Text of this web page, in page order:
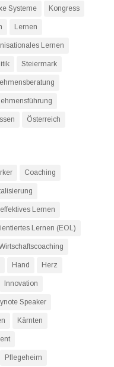
Systeme Kongress
Lernen
Lernen
Steiermark
Österreich
Coaching
effektives Lernen
Lernen (EOL)
Hand Herz
Innovation
Speaker
Kärnten
Pflegeheim